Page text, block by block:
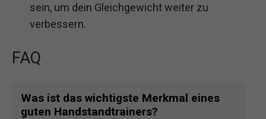
sein, um dein Gleichgewicht weiter zu
verbessern.
FAQ
Was ist das wichtigste Merkmal eines
guten Handstandtrainers?